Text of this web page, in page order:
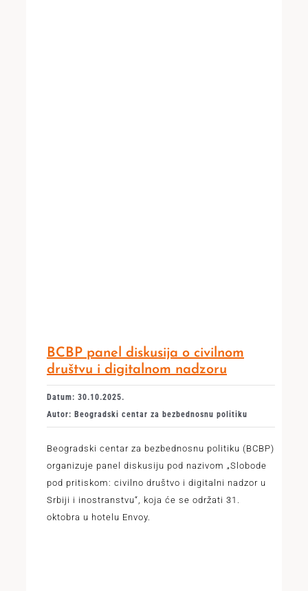
BCBP panel diskusija o civilnom
društvu i digitalnom nadzoru
Datum: 30.10.2025.
Autor: Beogradski centar za bezbednosnu politiku
Beogradski centar za bezbednosnu politiku (BCBP)
organizuje panel diskusiju pod nazivom „Slobode
pod pritiskom: civilno društvo i digitalni nadzor u
Srbiji i inostranstvu“, koja će se održati 31.
oktobra u hotelu Envoy.